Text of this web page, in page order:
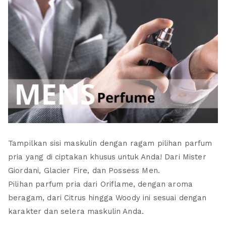
Tampilkan sisi maskulin dengan ragam pilihan parfum
pria yang di ciptakan khusus untuk Anda! Dari Mister
Giordani, Glacier Fire, dan Possess Men.
Pilihan parfum pria dari Oriflame, dengan aroma
beragam, dari Citrus hingga Woody ini sesuai dengan
karakter dan selera maskulin Anda.